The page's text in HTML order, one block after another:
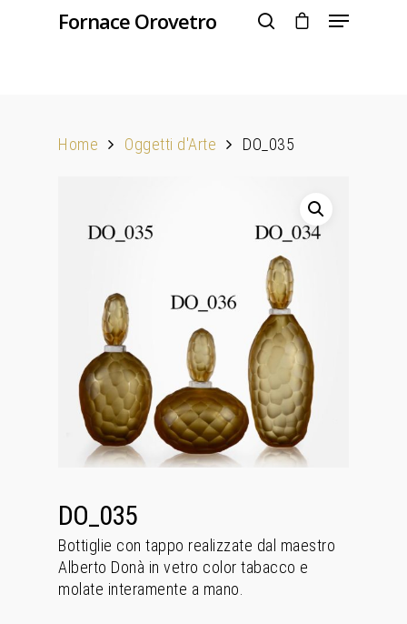
Fornace Orovetro
Home Oggetti d'Arte DO_035
DO_035
Bottiglie con tappo realizzate dal maestro
Alberto Donà in vetro color tabacco e
molate interamente a mano.